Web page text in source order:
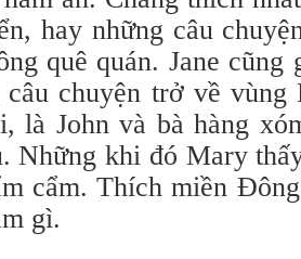
hay những câu
quê quán. Jane
chuyện trở về vùng
là John và bà hàng
Những khi đó Mary
cẩm. Thích miền
gì.